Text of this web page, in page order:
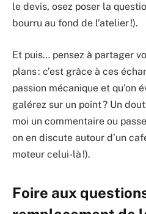
le devis, osez poser la
bourru au fond de l’atelier !).
Et puis… pensez à partager
plans : c’est grâce à ces
passion mécanique et qu’on
galérez sur un point ? Un
moi un commentaire ou
on en discute autour d’un
moteur celui-là !).
Foire aux